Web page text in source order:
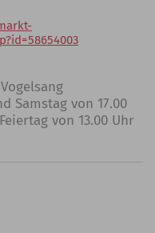
Samstag von 17.00
von 13.00 Uhr